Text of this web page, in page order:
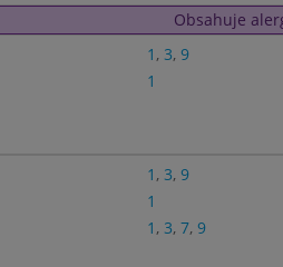
Obsahuje
1 , 3, 9
1
1 , 3, 9
1
1 , 3, 7, 9